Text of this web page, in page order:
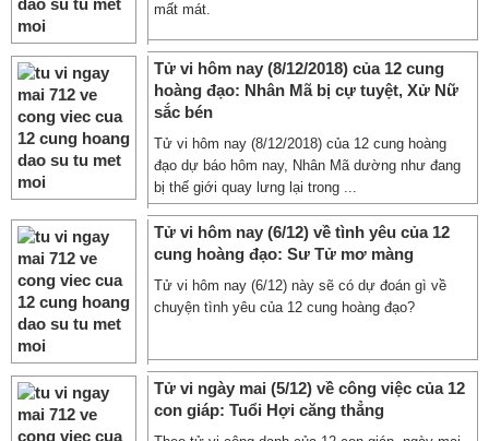
mất mát.
Tử vi hôm nay (8/12/2018) của 12 cung
hoàng đạo: Nhân Mã bị cự tuyệt, Xử Nữ
sắc bén
Tử vi hôm nay (8/12/2018) của 12 cung hoàng
đạo dự báo hôm nay, Nhân Mã dường như đang
bị thế giới quay lưng lại trong ...
Tử vi hôm nay (6/12) về tình yêu của 12
cung hoàng đạo: Sư Tử mơ màng
Tử vi hôm nay (6/12) này sẽ có dự đoán gì về
chuyện tình yêu của 12 cung hoàng đạo?
Tử vi ngày mai (5/12) về công việc của 12
con giáp: Tuổi Hợi căng thẳng